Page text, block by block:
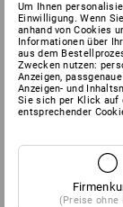
SERVICE
UNTERNEHMEN
INFORMATIONEN
Um Ihnen
Einwilligung. Wenn
anhand von Cookies
Informationen über
aus dem
Zwecken nutzen:
Anzeigen,
Anzeigen- und
Sie sich per Klick auf
entsprechender
(Preise ohne